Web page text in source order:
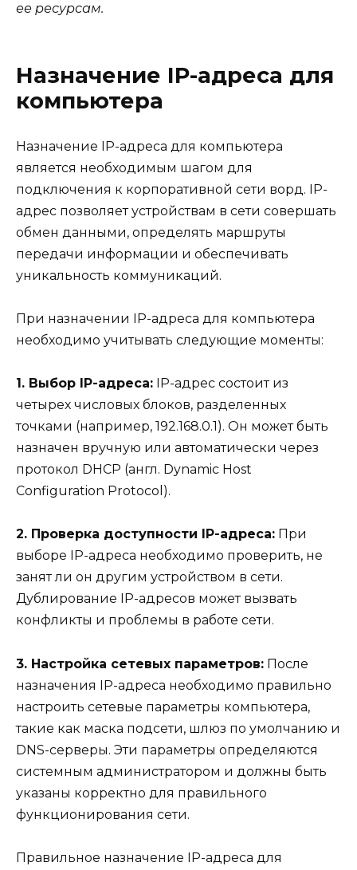
ее ресурсам.
Назначение IP-адреса для
компьютера
Назначение IP-адреса для компьютера
является необходимым шагом для
подключения к корпоративной сети ворд. IP-
адрес позволяет устройствам в сети совершать
обмен данными, определять маршруты
передачи информации и обеспечивать
уникальность коммуникаций.
При назначении IP-адреса для компьютера
необходимо учитывать следующие моменты:
1. Выбор IP-адреса: IP-адрес состоит из
четырех числовых блоков, разделенных
точками (например, 192.168.0.1). Он может быть
назначен вручную или автоматически через
протокол DHCP (англ. Dynamic Host
Configuration Protocol).
2. Проверка доступности IP-адреса: При
выборе IP-адреса необходимо проверить, не
занят ли он другим устройством в сети.
Дублирование IP-адресов может вызвать
конфликты и проблемы в работе сети.
3. Настройка сетевых параметров: После
назначения IP-адреса необходимо правильно
настроить сетевые параметры компьютера,
такие как маска подсети, шлюз по умолчанию и
DNS-серверы. Эти параметры определяются
системным администратором и должны быть
указаны корректно для правильного
функционирования сети.
Правильное назначение IP-адреса для